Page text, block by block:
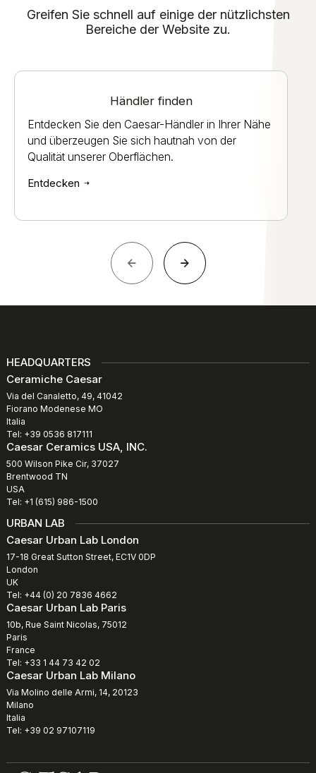
Greifen Sie schnell auf einige der nützlichsten
Bereiche der Website zu.
Händler finden
Entdecken Sie den Caesar-Händler in Ihrer Nähe
und überzeugen Sie sich hautnah von der
Qualität unserer Oberflächen.
Entdecken
HEADQUARTERS
Ceramiche Caesar
Via del Canaletto, 49, 41042
Fiorano Modenese MO
Italia
Tel: +39 0536 817111
Caesar Ceramics USA, INC.
500 Wilson Pike Cir, 37027
Brentwood TN
USA
Tel: +1 (615) 986-1500
URBAN LAB
Caesar Urban Lab London
17-18 Great Sutton Street, EC1V 0DP
London
UK
Tel: +44 (0) 20 7836 4662
Caesar Urban Lab Paris
10b, Rue Saint Nicolas, 75012
Paris
France
Tel: +33 1 44 73 42 02
Caesar Urban Lab Milano
Via Molino delle Armi, 14, 20123
Milano
Italia
Tel: +39 02 97107119